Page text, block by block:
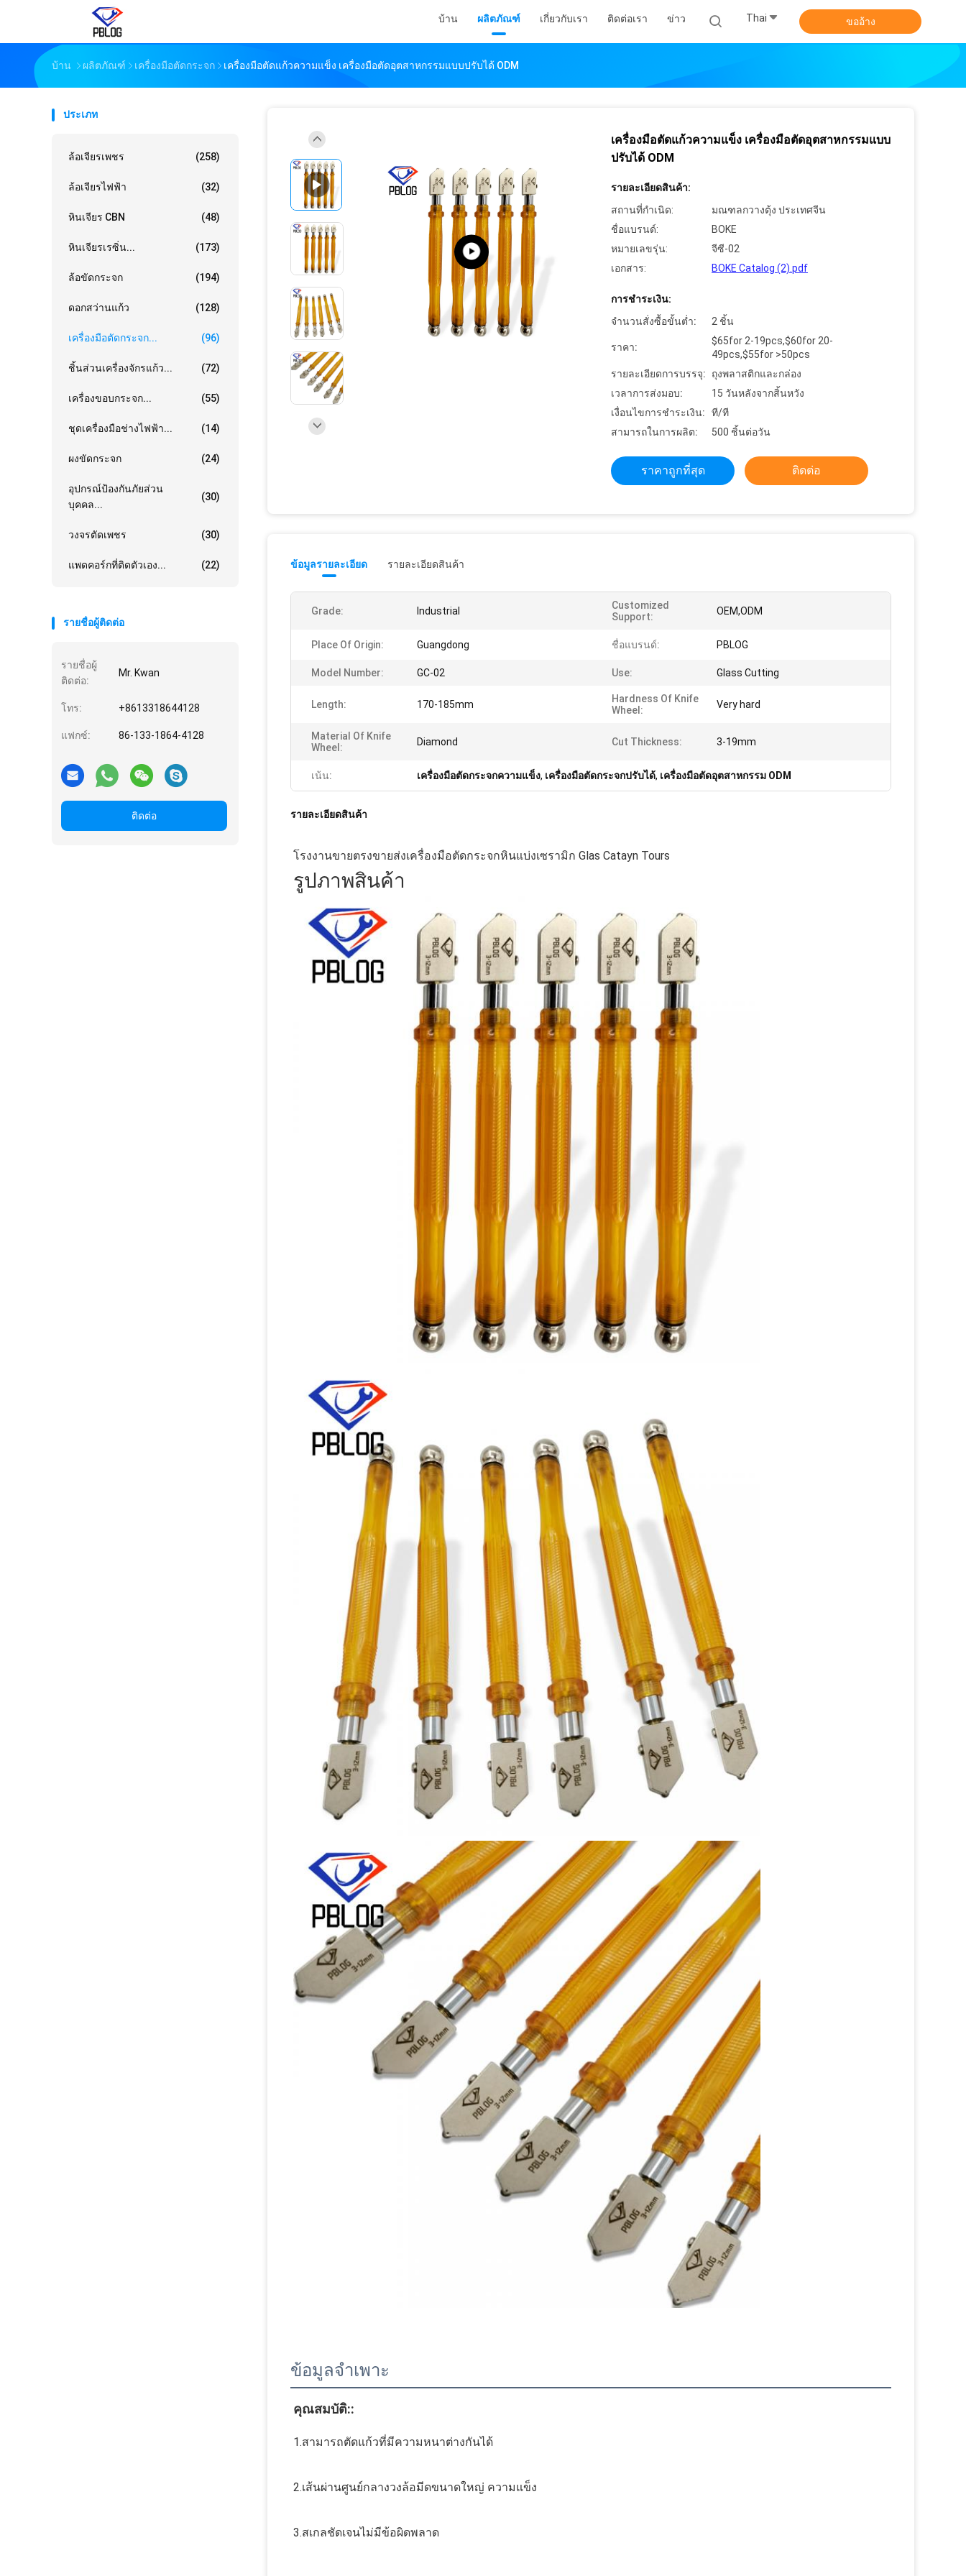
บ้าน ผลิตภัณฑ์ เกี่ยวกับเรา ติดต่อเรา ข่าว Thai ขออ้าง
บ้าน ผลิตภัณฑ์ เครื่องมือตัดกระจก เครื่องมือตัดแก้วความแข็ง เครื่องมือตัดอุตสาหกรรมแบบปรับได้ ODM
ประเภท
ล้อเจียรเพชร (258)
ล้อเจียรไฟฟ้า (32)
หินเจียร CBN (48)
หินเจียรเรซิ่น... (173)
ล้อขัดกระจก (194)
ดอกสว่านแก้ว (128)
เครื่องมือตัดกระจก... (96)
ชิ้นส่วนเครื่องจักรแก้ว... (72)
เครื่องขอบกระจก... (55)
ชุดเครื่องมือช่างไฟฟ้า... (14)
ผงขัดกระจก (24)
อุปกรณ์ป้องกันภัยส่วน
บุคคล...
(30)
วงจรตัดเพชร (30)
แพดคอร์กที่ติดตัวเอง... (22)
รายชื่อผู้ติดต่อ
รายชื่อผู้
ติดต่อ:
Mr. Kwan
โทร: +8613318644128
แฟกซ์: 86-133-1864-4128
ติดต่อ
เครื่องมือตัดแก้วความแข็ง เครื่องมือตัดอุตสาหกรรมแบบ
ปรับได้ ODM
รายละเอียดสินค้า:
สถานที่กำเนิด:
มณฑลกวางตุ้ง ประเทศจีน
ชื่อแบรนด์:
BOKE
หมายเลขรุ่น:
จีซี-02
เอกสาร:
BOKE Catalog (2).pdf
การชำระเงิน:
จำนวนสั่งซื้อขั้นต่ำ:
2 ชิ้น
ราคา:
$65for 2-19pcs,$60for 20-
49pcs,$55for >50pcs
รายละเอียดการบรรจุ:
ถุงพลาสติกและกล่อง
เวลาการส่งมอบ:
15 วันหลังจากสิ้นหวัง
เงื่อนไขการชำระเงิน:
ที/ที
สามารถในการผลิต:
500 ชิ้นต่อวัน
ราคาถูกที่สุด ติดต่อ
ข้อมูลรายละเอียด รายละเอียดสินค้า
Grade: Industrial
Customized
Support:
OEM,ODM
Place Of Origin: Guangdong ชื่อแบรนด์: PBLOG
Model Number: GC-02 Use: Glass Cutting
Length: 170-185mm
Hardness Of Knife
Wheel:
Very hard
Material Of Knife
Wheel:
Diamond Cut Thickness: 3-19mm
เน้น: เครื่องมือตัดกระจกความแข็ง, เครื่องมือตัดกระจกปรับได้, เครื่องมือตัดอุตสาหกรรม ODM
รายละเอียดสินค้า
โรงงานขายตรงขายส่งเครื่องมือตัดกระจกหินแบ่งเซรามิก Glas Catayn Tours
รูปภาพสินค้า
ข้อมูลจำเพาะ
คุณสมบัติ::
1.สามารถตัดแก้วที่มีความหนาต่างกันได้
2.เส้นผ่านศูนย์กลางวงล้อมีดขนาดใหญ่ ความแข็ง
3.สเกลชัดเจนไม่มีข้อผิดพลาด